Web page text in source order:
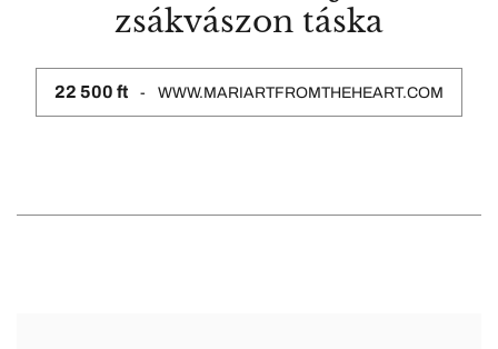
zsákvászon táska
22 500 ft WWW.MARIARTFROMTHEHEART.COM